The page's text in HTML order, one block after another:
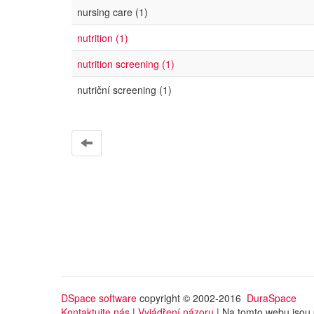
nursing care (1)
nutrition (1)
nutrition screening (1)
nutriční screening (1)
DSpace software copyright © 2002-2016 DuraSpace